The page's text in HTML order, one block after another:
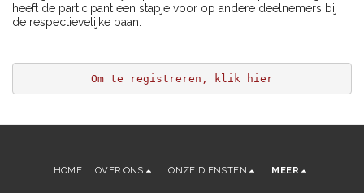
heeft de participant een stapje voor op andere deelnemers bij
de respectievelijke baan.
Om te registreren, klik hier
HOME OVER ONS ONZE DIENSTEN MEER